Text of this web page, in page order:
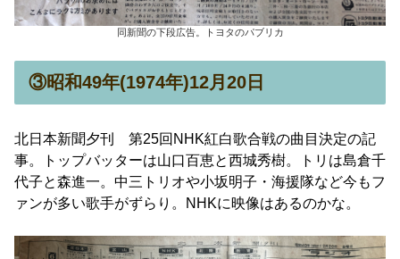
同新聞の下段広告。トヨタのパブリカ
③昭和49年(1974年)12月20日
北日本新聞夕刊 第25回NHK紅白歌合戦の曲目決定の記
事。トップバッターは山口百恵と西城秀樹。トリは島倉千
代子と森進一。中三トリオや小坂明子・海援隊など今もフ
ァンが多い歌手がずらり。NHKに映像はあるのかな。